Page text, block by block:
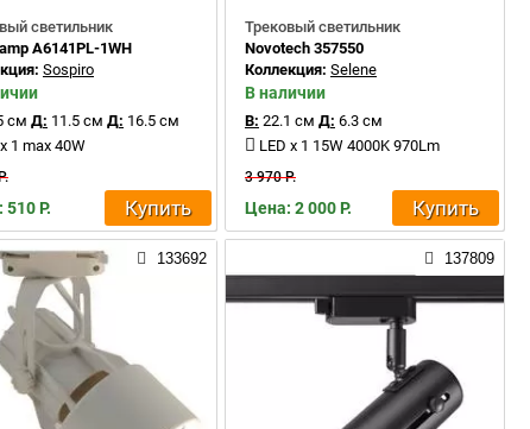
светильник
A6141PL-1WH
Sospiro
см Д: 11.5 см Д: 16.5 см
1 max 40W
Р. Купить
Трековый светильник
Novotech 357550
Коллекция: Selene
В наличии
В: 22.1 см Д: 6.3 см
LED x 1 15W 4000K 970Lm
3 970 Р.
Цена: 2 000 Р. Купить
133692 137809